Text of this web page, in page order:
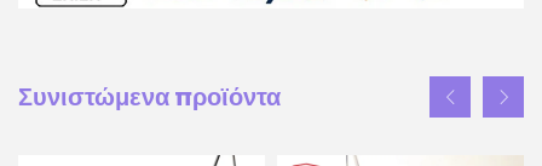
Συνιστώμενα προϊόντα